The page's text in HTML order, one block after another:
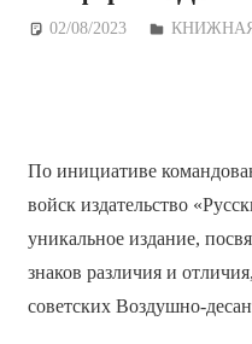
02/08/2023 Дежурный
По инициативе
войск издательство
уникальное издание,
знаков различия и
советских Воздушно-